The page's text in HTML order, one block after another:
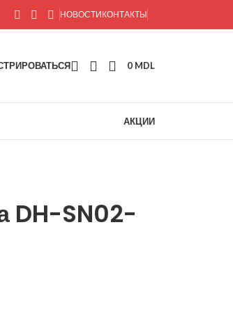
НОВОСТИКОНТАКТЫ
0 MDL
АКЦИИ
DH-SN02-